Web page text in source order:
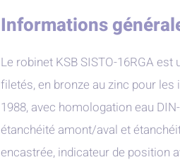
Informations
Le robinet KSB SISTO-16RGA
filetés, en bronze au zinc pour
1988, avec homologation eau
étanchéité amont/aval et
encastrée, indicateur de position